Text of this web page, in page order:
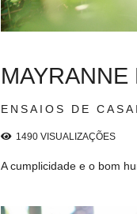
ENSAIOS DE
1490 VISUALIZAÇÕES
A cumplicidade e o bom